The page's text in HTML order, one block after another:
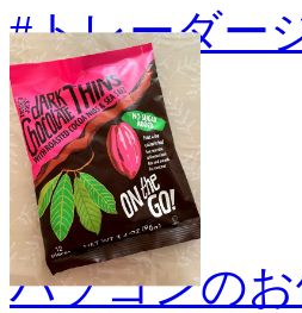
#トレーダー
パソコンの